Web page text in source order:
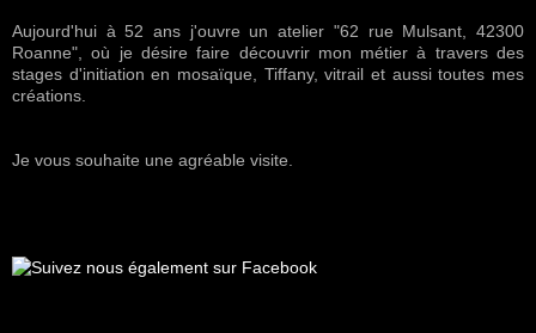
Aujourd'hui à 52 ans j'ouvre un atelier "62 rue Mulsant, 42300
Roanne", où je désire faire découvrir mon métier à travers des
stages d'initiation en mosaïque, Tiffany, vitrail et aussi toutes mes
créations.
Je vous souhaite une agréable visite.
Suivez nous également sur Facebook